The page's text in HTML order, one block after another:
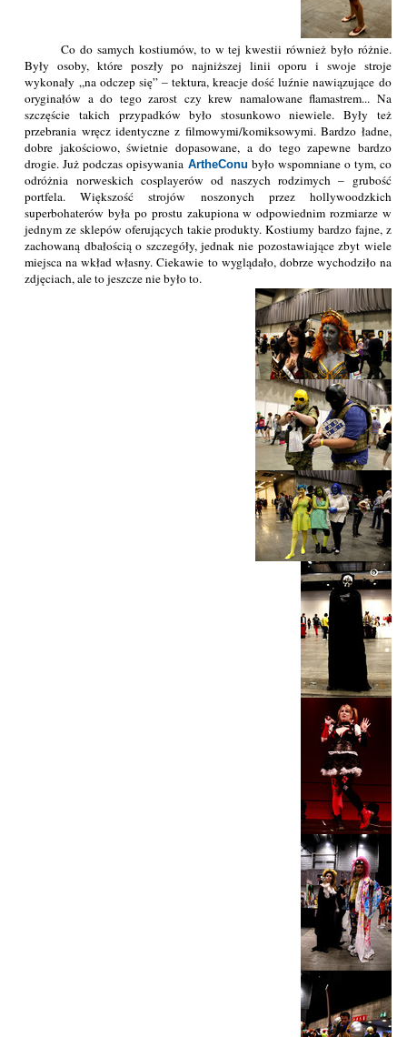
Co do samych kostiumów, to w tej kwestii również było różnie.
Były osoby, które poszły po najniższej linii oporu i swoje stroje
wykonały „na odczep się” – tektura, kreacje dość luźnie nawiązujące do
oryginałów a do tego zarost czy krew namalowane flamastrem... Na
szczęście takich przypadków było stosunkowo niewiele. Były też
przebrania wręcz identyczne z filmowymi/komiksowymi. Bardzo ładne,
dobre jakościowo, świetnie dopasowane, a do tego zapewne bardzo
drogie. Już podczas opisywania ArtheConu było wspomniane o tym, co
odróżnia norweskich cosplayerów od naszych rodzimych – grubość
portfela. Większość strojów noszonych przez hollywoodzkich
superbohaterów była po prostu zakupiona w odpowiednim rozmiarze w
jednym ze sklepów oferujących takie produkty. Kostiumy bardzo fajne, z
zachowaną dbałością o szczegóły, jednak nie pozostawiające zbyt wiele
miejsca na wkład własny. Ciekawie to wyglądało, dobrze wychodziło na
zdjęciach, ale to jeszcze nie było to.